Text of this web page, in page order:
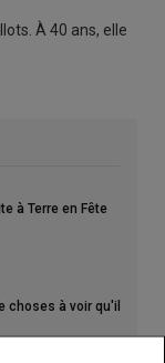
À 40 ans, elle
à Terre en Fête
choses à voir qu'il